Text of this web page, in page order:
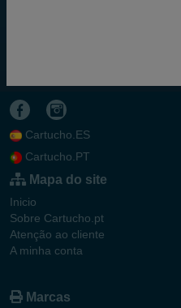
Cartucho.ES
Cartucho.PT
Mapa do site
Inicio
Sobre Cartucho.pt
Atenção ao cliente
A minha conta
Marcas